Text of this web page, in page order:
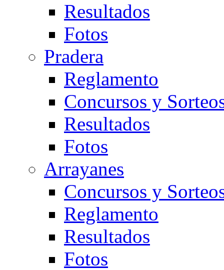
Resultados
Fotos
Pradera
Reglamento
Concursos y
Resultados
Fotos
Arrayanes
Concursos y
Reglamento
Resultados
Fotos